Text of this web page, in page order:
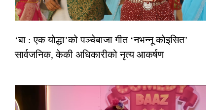
‘बा : एक योद्धा’को पञ्चेबाजा गीत ‘नभन्नू कोइसित’
सार्वजनिक, केकी अधिकारीको नृत्य आकर्षण